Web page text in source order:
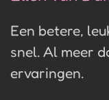
Een betere,
snel. Al meer
ervaringen.